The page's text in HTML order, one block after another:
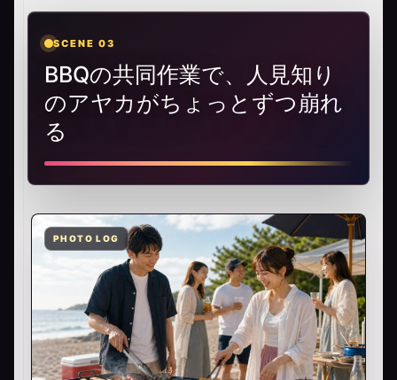
SCENE 03
BBQの共同作業で、人見知り
のアヤカがちょっとずつ崩れ
る